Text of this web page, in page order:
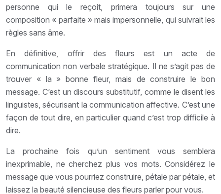
personne qui le reçoit, primera toujours sur une
composition « parfaite » mais impersonnelle, qui suivrait les
règles sans âme.
En définitive, offrir des fleurs est un acte de
communication non verbale stratégique. Il ne s’agit pas de
trouver « la » bonne fleur, mais de construire le bon
message. C’est un discours substitutif, comme le disent les
linguistes, sécurisant la communication affective. C’est une
façon de tout dire, en particulier quand c’est trop difficile à
dire.
La prochaine fois qu’un sentiment vous semblera
inexprimable, ne cherchez plus vos mots. Considérez le
message que vous pourriez construire, pétale par pétale, et
laissez la beauté silencieuse des fleurs parler pour vous.